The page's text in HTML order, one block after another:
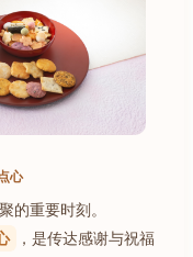
心
的重要时刻。
，是传达感谢与祝福